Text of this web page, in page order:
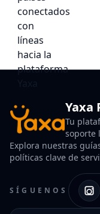
Yaxa
Tu
soporte
Explora nuestras
políticas clave de
SÍGUENOS